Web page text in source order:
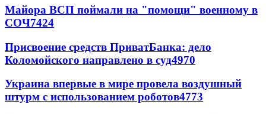
Майора ВСП поймали на "помощи" военному в
СОЧ7424
Присвоение средств ПриватБанка: дело
Коломойского направлено в суд4970
Украина впервые в мире провела воздушный
штурм с использованием роботов4773